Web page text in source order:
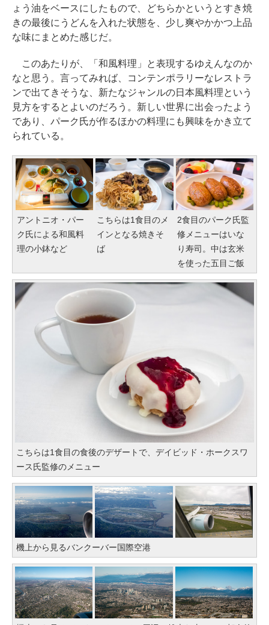
ょう油をベースにしたもので、どちらかというとすき焼
きの最後にうどんを入れた状態を、少し爽やかかつ上品
な味にまとめた感じだ。
このあたりが、「和風料理」と表現するゆえんなのか
なと思う。言ってみれば、コンテンポラリーなレストラ
ンで出てきそうな、新たなジャンルの日本風料理という
見方をするとよいのだろう。新しい世界に出会ったよう
であり、パーク氏が作るほかの料理にも興味をかき立て
られている。
アントニオ・パー
ク氏による和風料
理の小鉢など
こちらは1食目のメ
インとなる焼きそ
ば
2食目のパーク氏監
修メニューはいな
り寿司。中は玄米
を使った五目ご飯
こちらは1食目の食後のデザートで、デイビッド・ホークスワ
ース氏監修のメニュー
機上から見るバンクーバー国際空港